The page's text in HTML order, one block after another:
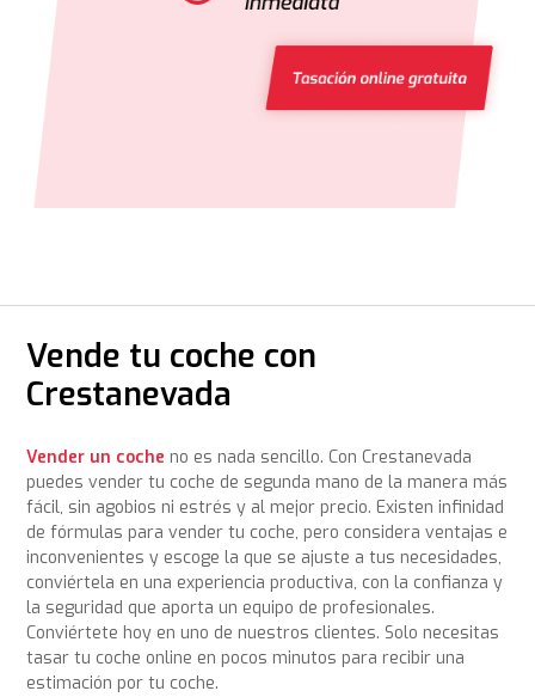
Vende tu coche con
Crestanevada
Vender un coche no es nada sencillo. Con Crestanevada
puedes vender tu coche de segunda mano de la manera más
fácil, sin agobios ni estrés y al mejor precio. Existen infinidad
de fórmulas para vender tu coche, pero considera ventajas e
inconvenientes y escoge la que se ajuste a tus necesidades,
conviértela en una experiencia productiva, con la confianza y
la seguridad que aporta un equipo de profesionales.
Conviértete hoy en uno de nuestros clientes. Solo necesitas
tasar tu coche online en pocos minutos para recibir una
estimación por tu coche.